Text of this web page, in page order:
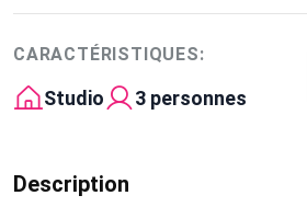
CARACTÉRISTIQUES:
Studio 3 personnes
Description